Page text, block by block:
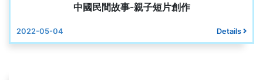
中國民間故事-親子短片創作
2022-05-04 Details